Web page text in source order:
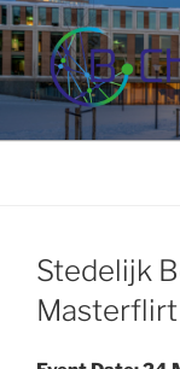
Skip
to
content
B-
Study Association
Stedelijk
Masterflirt